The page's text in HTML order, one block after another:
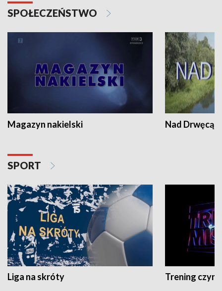
SPOŁECZEŃSTWO
Magazyn nakielski Nad Drwęcą
SPORT
Liga na skróty Trening czyni